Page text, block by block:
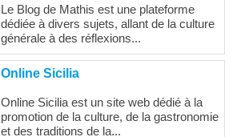
Le Blog de Mathis est une plateforme
dédiée à divers sujets, allant de la culture
générale à des réflexions...
Online Sicilia
Online Sicilia est un site web dédié à la
promotion de la culture, de la gastronomie
et des traditions de la...